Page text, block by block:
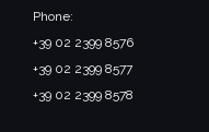
Phone:
+39 02 2399 8576
+39 02 2399 8577
+39 02 2399 8578